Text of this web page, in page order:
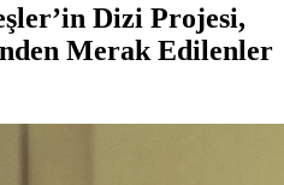
Dizi Projesi,
Merak Edilenler